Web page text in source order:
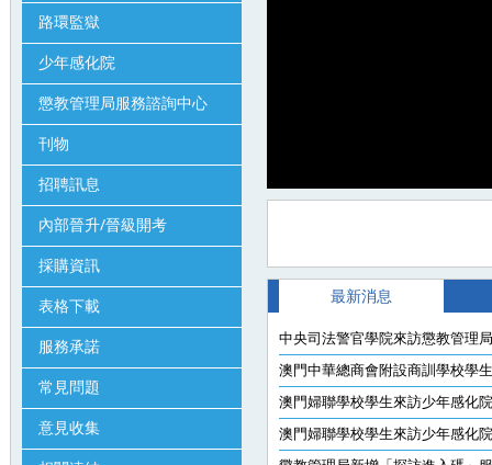
路環監獄
少年感化院
懲教管理局服務諮詢中心
刊物
招聘訊息
內部晉升/晉級開考
採購資訊
表格下載
服務承諾
常見問題
意見收集
最新消息
中央司法警官學院來訪懲教管理
澳門中華總商會附設商訓學校學
澳門婦聯學校學生來訪少年感化
澳門婦聯學校學生來訪少年感化